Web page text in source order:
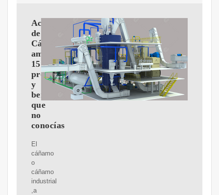
Aceite
de
Cá?
amo:
15
propiedades
y
beneficios
que
no
conocías
El
cáñamo
o
cáñamo
industrial
,a